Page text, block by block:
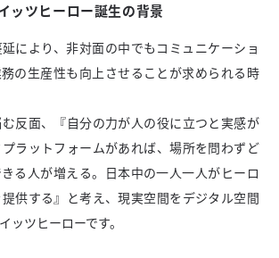
ッツヒーロー誕生の背景
により、非対面の中でもコミュニケーショ
の生産性も向上させることが求められる時
反面、『自分の力が人の役に立つと実感が
ラットフォームがあれば、場所を問わずど
る人が増える。日本中の一人一人がヒーロ
供する』と考え、現実空間をデジタル空間
ッツヒーローです。